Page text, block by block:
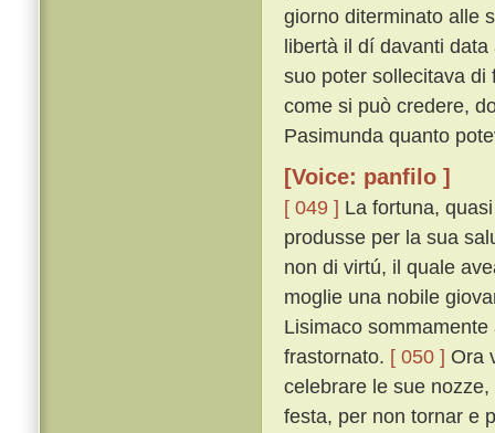
giorno diterminato alle
libertà il dí davanti
suo poter sollecitava di
come si può credere,
Pasimunda quanto
[Voice: panfilo ]
[ 049 ] La fortuna,
produsse per la sua
non di virtú, il quale
moglie una nobile
Lisimaco
frastornato. [ 050 ] Ora
celebrare le sue
festa, per non tornar e